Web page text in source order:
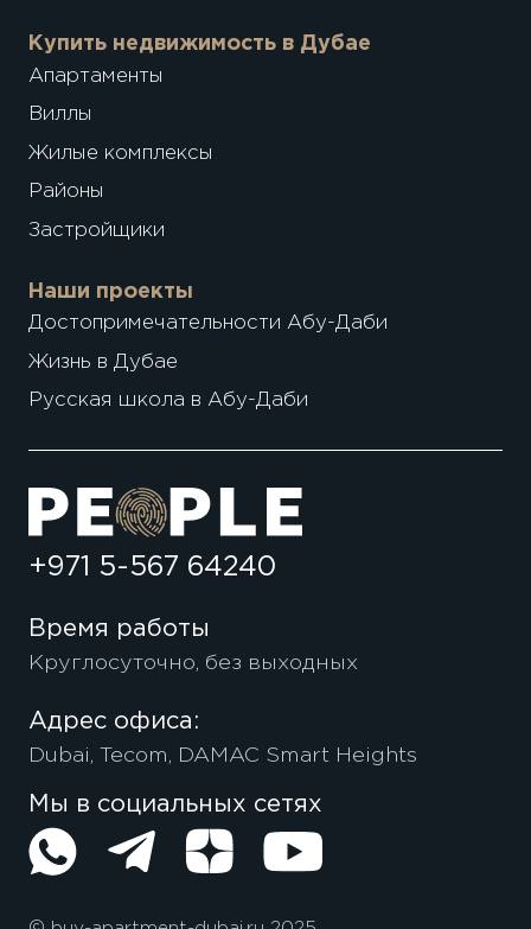
Купить недвижимость в Дубае
Апартаменты
Виллы
Жилые комплексы
Районы
Застройщики
Наши проекты
Достопримечательности Абу-Даби
Жизнь в Дубае
Русская школа в Абу-Даби
+971 5-567 64240
Время работы
Круглосуточно, без выходных
Адрес офиса:
Dubai, Tecom, DAMAC Smart Heights
Мы в социальных сетях